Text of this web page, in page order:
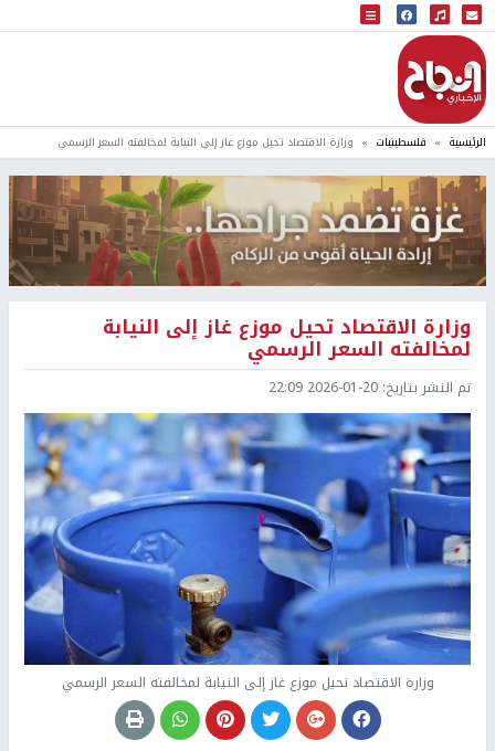
البث المباشر
إذاعة النجاح
الرئيسية فلسطينيات وزارة الاقتصاد تحيل موزع غاز إلى النيابة لمخالفته السعر الرسمي
وزارة الاقتصاد تحيل موزع غاز إلى النيابة
لمخالفته السعر الرسمي
تم النشر بتاريخ: 2026-01-20 22:09
وزارة الاقتصاد تحيل موزع غاز إلى النيابة لمخالفته السعر الرسمي